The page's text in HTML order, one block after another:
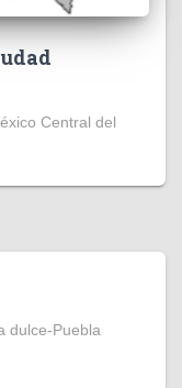
Central del
dulce-Puebla